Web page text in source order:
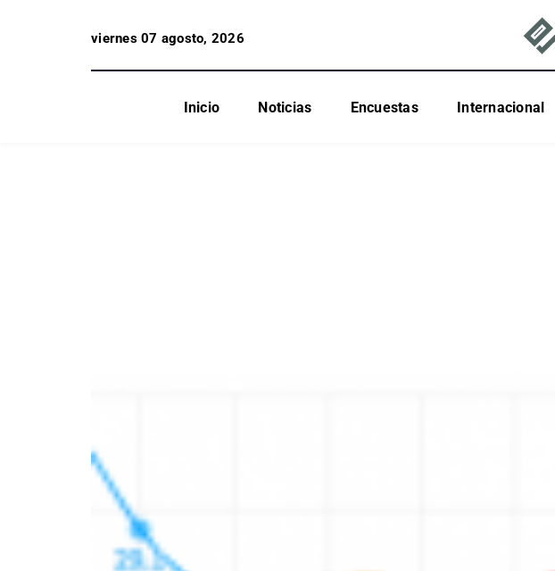
viernes 07 agosto, 2026
Inicio Noticias Encuestas Internacional